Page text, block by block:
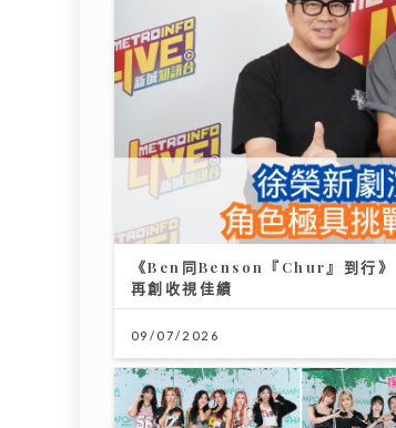
DSE放榜2026終極懶人包｜惡劣天
氣安排＋物品清單+重要日程
14/07/2026